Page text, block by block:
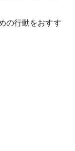
の行動をおすす